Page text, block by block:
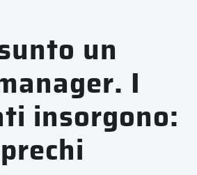
un
I
insorgono: